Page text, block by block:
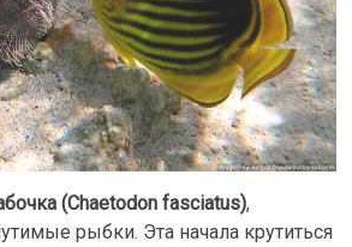
(Chaetodon fasciatus),
рыбки. Эта начала крутиться